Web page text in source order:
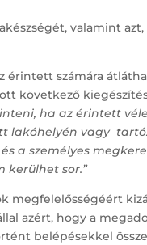
valamint
számára
következő
ha az érintett
lakóhelyén vagy
a személyes
kerülhet sor.”
megfelelősségéért
azért, hogy a
belépésekkel